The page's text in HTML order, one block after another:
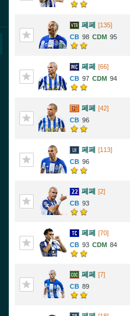
페페
[135]
98
95
페페
[66]
97
94
페페
[42]
96
페페
[113]
96
페페
[2]
93
페페
[70]
93
84
페페
[7]
89